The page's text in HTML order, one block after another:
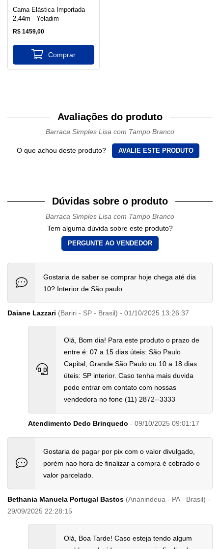
Cama Elástica Importada
2,44m - Yeladim
R$ 1459,00
Avaliações do produto
Barraca Simples Lisa com Tampo Branco
O que achou deste produto? AVALIE ESTE PRODUTO
Dúvidas sobre o produto
Barraca Simples Lisa com Tampo Branco
Tem alguma dúvida sobre este produto?
PERGUNTE AO VENDEDOR
Gostaria de saber se comprar hoje chega até dia
10? Interior de São paulo
Daiane Lazzari (Bariri - SP - Brasil) - 01/10/2025 13:26:37
Olá, Bom dia! Para este produto o prazo de
entre é: 07 a 15 dias úteis: São Paulo
Capital, Grande São Paulo ou 10 a 18 dias
úteis: SP interior. Caso tenha mais duvida
pode entrar em contato com nossas
vendedora no fone (11) 2872--3333
Atendimento Dedo Brinquedo - 09/10/2025 09:01:17
Gostaria de pagar por pix com o valor divulgado,
porém nao hora de finalizar a compra é cobrado o
valor parcelado.
Bethania Manuela Portugal Bastos (Ananindeua - PA - Brasil) -
29/09/2025 22:28:15
Olá, Boa Tarde! Caso esteja tendo algum